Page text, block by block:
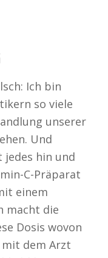
Ich bin
so viele
unserer
Und
jedes hin und
C-Präparat
einem
macht die
Dosis wovon
mit dem Arzt